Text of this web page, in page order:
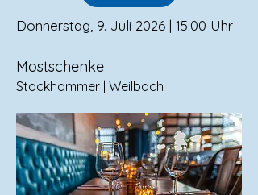
Donnerstag, 9. Juli 2026 | 15:00 Uhr
Mostschenke
Stockhammer | Weilbach